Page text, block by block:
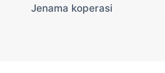
Jenama koperasi